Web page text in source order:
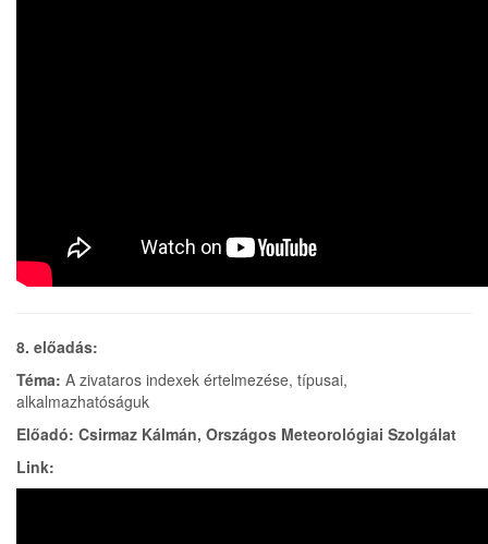
8. előadás:
Téma: A zivataros indexek értelmezése, típusai,
alkalmazhatóságuk
Előadó: Csirmaz Kálmán, Országos Meteorológiai Szolgálat
Link: